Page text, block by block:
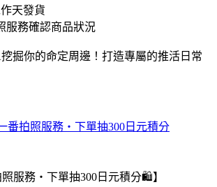
天發貨
服務確認商品狀況
掘你的命定周邊！打造專屬的推活日常
番拍照服務・下單抽300日元積分